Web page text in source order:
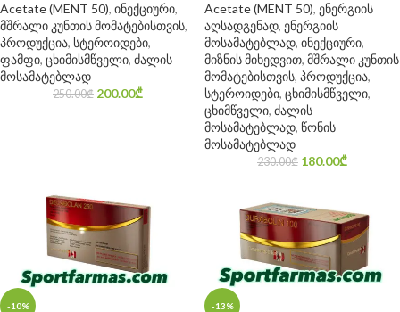
Acetate (MENT 50), ინექციური,
მშრალი კუნთის მომატებისთვის,
პროდუქცია, სტეროიდები,
ფამფი, ცხიმისმწველი, ძალის
მოსამატებლად
250.00₾ 200.00₾
Acetate (MENT 50), ენერგიის
აღსადგენად, ენერგიის
მოსამატებლად, ინექციური,
მიზნის მიხედვით, მშრალი კუნთის
მომატებისთვის, პროდუქცია,
სტეროიდები, ცხიმისმწველი,
ცხიმწველი, ძალის
მოსამატებლად, წონის
მოსამატებლად
230.00₾ 180.00₾
-10% -13%